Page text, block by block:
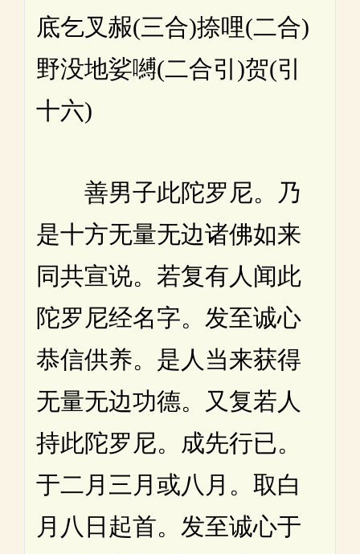
底乞叉赧(三合)捺哩(二合)
野没地娑嚩(二合引)贺(引
十六)
善男子此陀罗尼。乃
是十方无量无边诸佛如来
同共宣说。若复有人闻此
陀罗尼经名字。发至诚心
恭信供养。是人当来获得
无量无边功德。又复若人
持此陀罗尼。成先行已。
于二月三月或八月。取白
月八日起首。发至诚心于